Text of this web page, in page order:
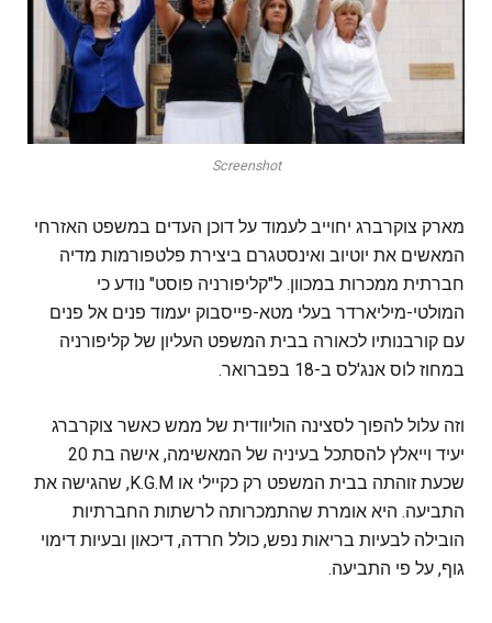
Screenshot
מארק צוקרברג יחוייב לעמוד על דוכן העדים במשפט האזרחי
המאשים את יוטיוב ואינסטגרם ביצירת פלטפורמות מדיה
חברתית ממכרות במכוון. ל"קליפורניה פוסט" נודע כי
המולטי-מיליארדר בעלי מטא-פייסבוק יעמוד פנים אל פנים
עם קורבנותיו לכאורה בבית המשפט העליון של קליפורניה
במחוז לוס אנג'לס ב-18 בפברואר.
וזה עלול להפוך לסצינה הוליוודית של ממש כאשר צוקרברג
יעיד וייאלץ להסתכל בעיניה של המאשימה, אישה בת 20
שכעת זוהתה בבית המשפט רק כקיילי או K.G.M, שהגישה את
התביעה. היא אומרת שהתמכרותה לרשתות החברתיות
הובילה לבעיות בריאות נפש, כולל חרדה, דיכאון ובעיות דימוי
גוף, על פי התביעה.